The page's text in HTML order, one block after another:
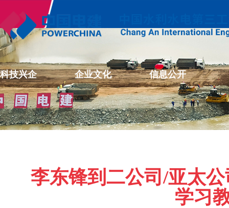
科技兴企 企业文化 信息公开
李东锋到二公司/亚太
学习